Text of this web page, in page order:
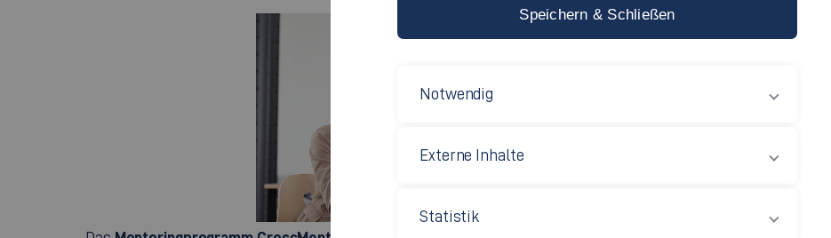
Speichern & Schließen
Notwendig
Externe Inhalte
Statistik